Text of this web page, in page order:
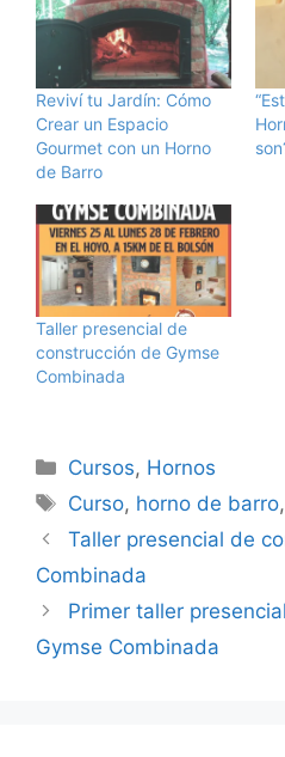
Reviví tu Jardín: Cómo
Crear un Espacio
Gourmet con un Horno
de Barro
Taller presencial de
construcción de Gymse
Combinada
Categorías
Cursos, Hornos
Etiquetas
Curso, horno de barro,
Taller presencial de
Combinada
Primer taller
Gymse Combinada